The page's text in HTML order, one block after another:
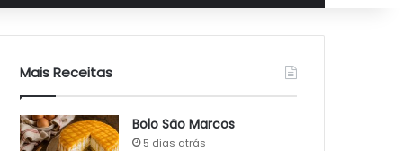
Mais Receitas
Bolo São Marcos
5 dias atrás